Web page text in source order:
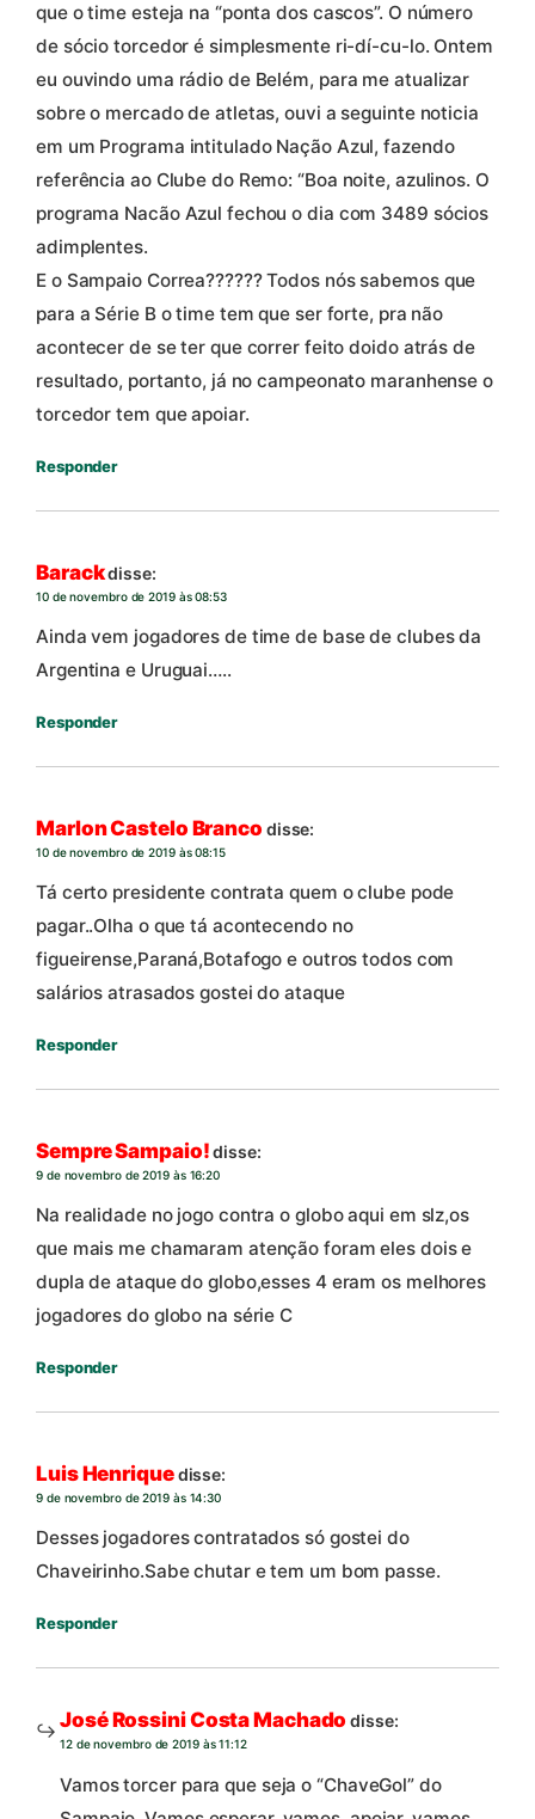
que o time esteja na “ponta dos cascos”. O número
de sócio torcedor é simplesmente ri-dí-cu-lo. Ontem
eu ouvindo uma rádio de Belém, para me atualizar
sobre o mercado de atletas, ouvi a seguinte noticia
em um Programa intitulado Nação Azul, fazendo
referência ao Clube do Remo: “Boa noite, azulinos. O
programa Nacão Azul fechou o dia com 3489 sócios
adimplentes.
E o Sampaio Correa?????? Todos nós sabemos que
para a Série B o time tem que ser forte, pra não
acontecer de se ter que correr feito doido atrás de
resultado, portanto, já no campeonato maranhense o
torcedor tem que apoiar.
Responder
Barackdisse:
10 de novembro de 2019 às 08:53
Ainda vem jogadores de time de base de clubes da
Argentina e Uruguai…..
Responder
Marlon Castelo Branco disse:
10 de novembro de 2019 às 08:15
Tá certo presidente contrata quem o clube pode
pagar..Olha o que tá acontecendo no
figueirense,Paraná,Botafogo e outros todos com
salários atrasados gostei do ataque
Responder
Sempre Sampaio! disse:
9 de novembro de 2019 às 16:20
Na realidade no jogo contra o globo aqui em slz,os
que mais me chamaram atenção foram eles dois e
dupla de ataque do globo,esses 4 eram os melhores
jogadores do globo na série C
Responder
Luis Henriquedisse:
9 de novembro de 2019 às 14:30
Desses jogadores contratados só gostei do
Chaveirinho.Sabe chutar e tem um bom passe.
Responder
José Rossini Costa Machado disse:
12 de novembro de 2019 às 11:12
Vamos torcer para que seja o “ChaveGol” do